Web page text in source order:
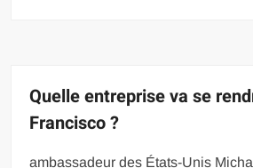
Quelle entreprise va se
Francisco ?
ambassadeur des États-Unis